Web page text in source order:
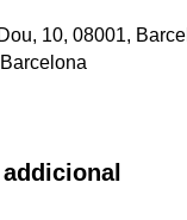
10, 08001,